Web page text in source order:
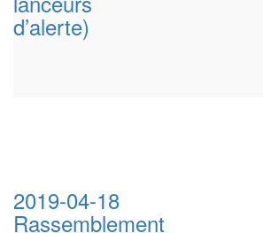
d’alerte)
2019-04-18
Rassemblement